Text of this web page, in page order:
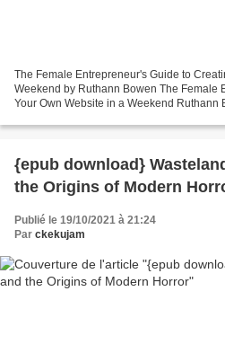
The Female Entrepreneur's Guide to
Weekend by Ruthann Bowen The Female
Your Own Website in a Weekend Ruthann
{epub download}
the Origins of Modern
Publié le 19/10/2021 à 21:24
Par ckekujam